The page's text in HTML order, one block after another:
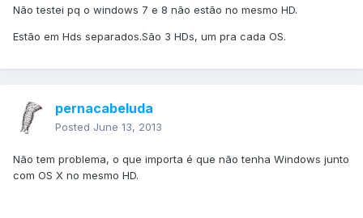
Não testei pq o windows 7 e 8 não estão no mesmo HD.
Estão em Hds separados.São 3 HDs, um pra cada OS.
pernacabeluda
Posted June 13, 2013
Não tem problema, o que importa é que não tenha Windows junto
com OS X no mesmo HD.